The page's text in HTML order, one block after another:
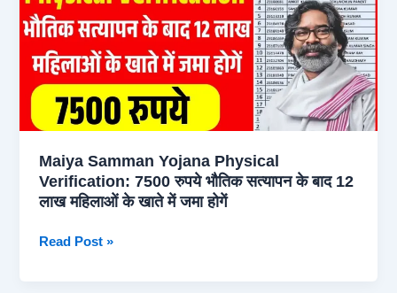
स्कॉलरशिप
स्टेटस
कैसे
चेक
करें,
मात्र
मिनट
में
पूरा
Maiya Samman Yojana Physical
Verification: 7500 रुपये भौतिक सत्यापन के बाद 12
लाख महिलाओं के खाते में जमा होगें
Maiya
Read Post »